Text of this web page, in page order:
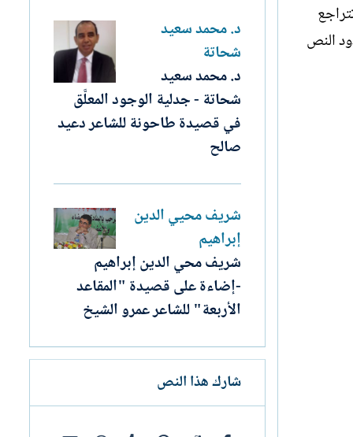
النص
د. محمد سعيد
شحاتة
د. محمد سعيد
شحاتة - جدلية الوجود المعلَّق
في قصيدة طاحونة للشاعر دعيد
صالح
شريف محيي الدين
إبراهيم
شريف محي الدين إبراهيم
-إضاءة على قصيدة "المقاعد
الأربعة" للشاعر عمرو الشيخ
شارك هذا النص